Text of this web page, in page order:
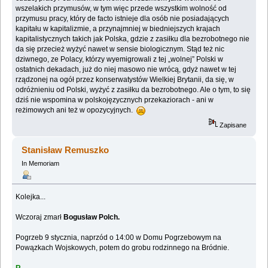
wszelakich przymusów, w tym więc przede ‎wszystkim wolność od
przymusu pracy, który de facto istnieje dla osób nie posiadających
‎kapitału w kapitalizmie, a przynajmniej w biedniejszych krajach
kapitalistycznych takich jak ‎Polska, gdzie z zasiłku dla bezrobotnego nie
da się przecież wyżyć nawet w sensie biologicznym. ‎Stąd też nic
dziwnego, ze Polacy, którzy wyemigrowali z tej „wolnej” Polski w
ostatnich ‎dekadach, już do niej masowo nie wrócą, gdyż nawet w tej
rządzonej na ogół przez ‎konserwatystów Wielkiej Brytanii, da się, w
odróżnieniu od Polski, wyżyć z zasiłku da ‎bezrobotnego. Ale o tym, to się
dziś nie wspomina w polskojęzycznych przekaziorach - ani w
‎reżimowych ani też w opozycyjnych.‎
Zapisane
Stanisław Remuszko
In Memoriam
Kolejka...
Wczoraj zmarłBogusław Polch.
Pogrzeb 9 stycznia, naprzód o 14:00 w Domu Pogrzebowym na
Powązkach Wojskowych, potem do grobu rodzinnego na Bródnie.